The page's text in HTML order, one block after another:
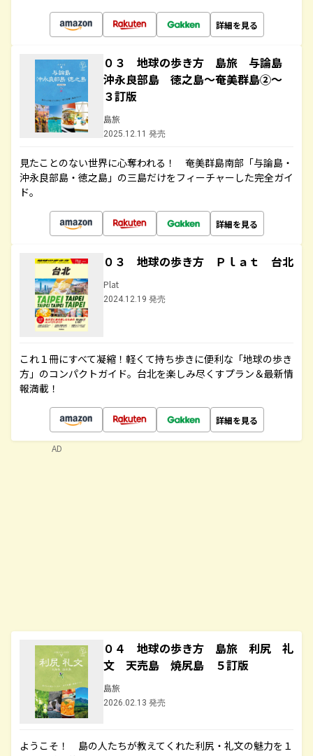
詳細を見る
０３ 地球の歩き方 島旅 与論島
沖永良部島 徳之島～奄美群島②～
３訂版
島旅
2025.12.11 発売
見たことのない世界に心奪われる！ 奄美群島南部「与論島・
沖永良部島・徳之島」の三島だけをフィーチャーした完全ガイ
ド。
詳細を見る
０３ 地球の歩き方 Ｐｌａｔ 台北
Plat
2024.12.19 発売
これ１冊にすべて凝縮！軽くて持ち歩きに便利な「地球の歩き
方」のコンパクトガイド。台北を楽しみ尽くすプラン＆最新情
報満載！
詳細を見る
０４ 地球の歩き方 島旅 利尻 礼
文 天売島 焼尻島 ５訂版
島旅
2026.02.13 発売
ようこそ！ 島の人たちが教えてくれた利尻・礼文の魅力を１
AD